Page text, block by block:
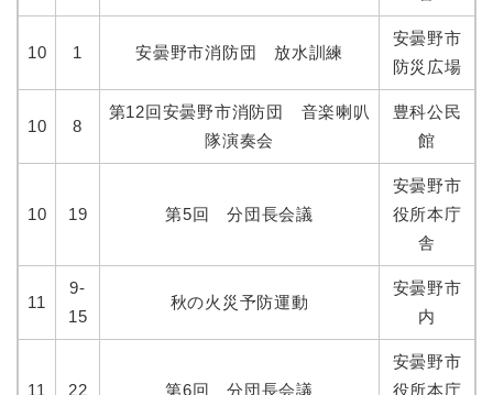
10 1 安曇野市消防団 放水訓練
安曇野市
防災広場
10 8
第12回安曇野市消防団 音楽喇叭
隊演奏会
豊科公民
館
10 19 第5回 分団長会議
安曇野市
役所本庁
舎
11
9-
15
秋の火災予防運動
安曇野市
内
11 22 第6回 分団長会議
安曇野市
役所本庁